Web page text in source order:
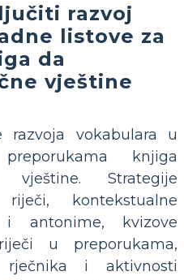
razvoj
listove za
da
vještine
razvoja vokabulara u
knjiga
vještine. Strategije
kontekstualne
i antonime, kvizove
u preporukama,
rječnika i aktivnosti